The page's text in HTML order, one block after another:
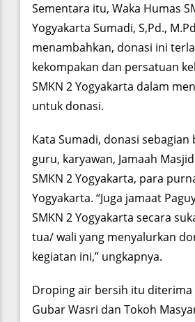
Sementara itu, Waka Humas
Yogyakarta Sumadi, S,Pd., M.Pd
menambahkan, donasi ini
kekompakan dan persatuan
SMKN 2 Yogyakarta dalam
untuk donasi.
Kata Sumadi, donasi
guru, karyawan, Jamaah
SMKN 2 Yogyakarta, para
Yogyakarta. “Juga jamaat
SMKN 2 Yogyakarta secara
tua/ wali yang menyalurkan
kegiatan ini,” ungkapnya.
Droping air bersih itu diterima
Gubar Wasri dan Tokoh